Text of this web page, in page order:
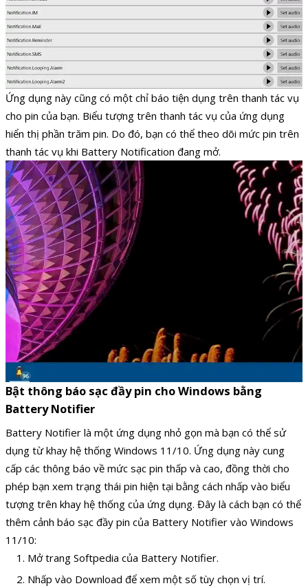
Ứng dụng này cũng có một chỉ báo tiện dụng trên thanh tác vụ
cho pin của bạn. Biểu tượng trên thanh tác vụ của ứng dụng
hiển thị phần trăm pin. Do đó, bạn có thể theo dõi mức pin trên
thanh tác vụ khi Battery Notification đang mở.
Bật thông báo sạc đầy pin cho Windows bằng
Battery Notifier
Battery Notifier là một ứng dụng nhỏ gọn mà bạn có thể sử
dụng từ khay hệ thống Windows 11/10. Ứng dụng này cung
cấp các thông báo về mức sạc pin thấp và cao, đồng thời cho
phép bạn xem trạng thái pin hiện tại bằng cách nhấp vào biểu
tượng trên khay hệ thống của ứng dụng. Đây là cách bạn có thể
thêm cảnh báo sạc đầy pin của Battery Notifier vào Windows
11/10:
Mở trang Softpedia của Battery Notifier.
Nhấp vào Download để xem một số tùy chọn vị trí.